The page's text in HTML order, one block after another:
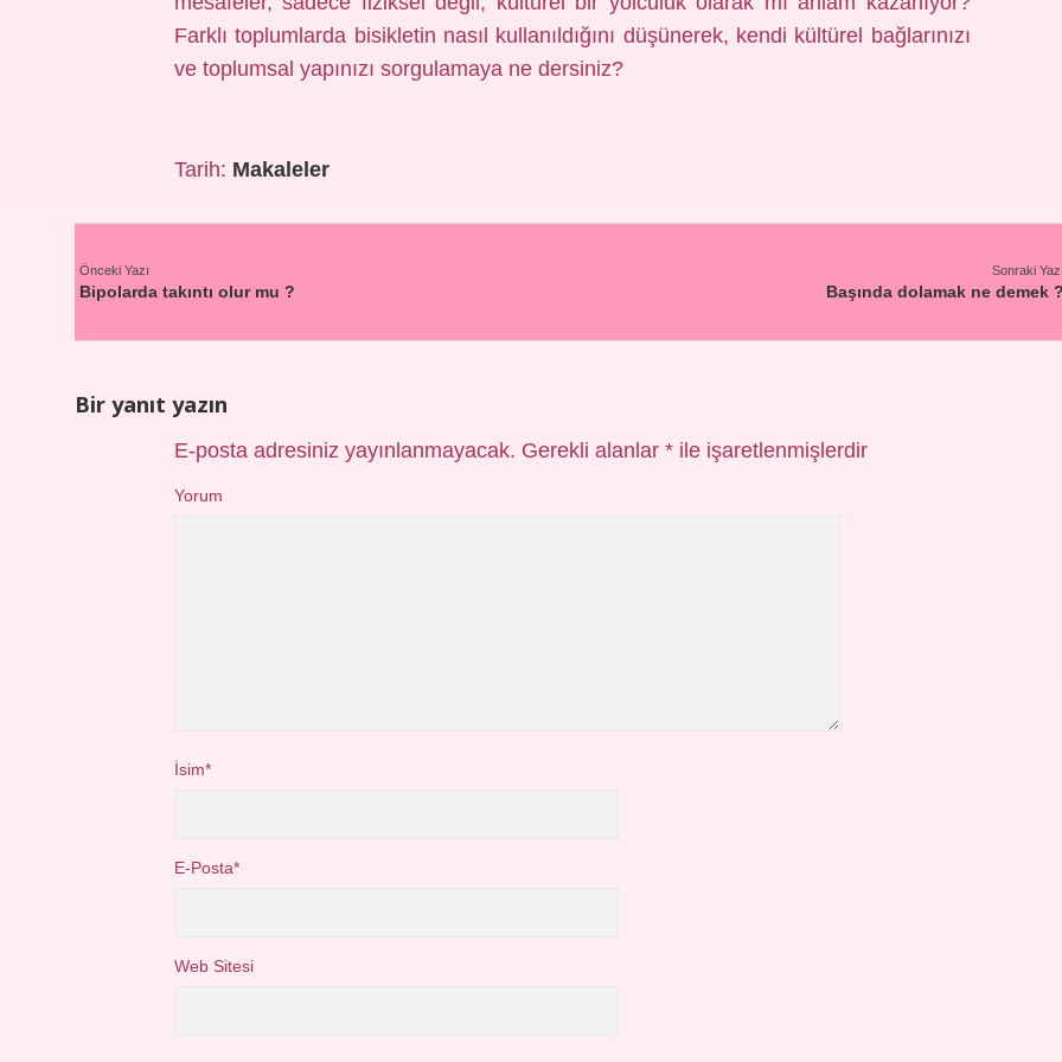
Farklı toplumlarda bisikletin nasıl kullanıldığını düşünerek, kendi kültürel bağlarınızı
ve toplumsal yapınızı sorgulamaya ne dersiniz?
Tarih: Makaleler
Önceki Yazı
Bipolarda takıntı olur mu ?
Sonraki
Başında dolamak ne demek
Bir yanıt yazın
E-posta adresiniz yayınlanmayacak. Gerekli alanlar *ile işaretlenmişlerdir
Yorum
İsim*
E-Posta*
Web Sitesi